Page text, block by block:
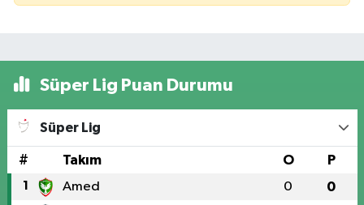
Süper Lig Puan Durumu
Süper Lig
# Takım O P
1 Amed 0 0